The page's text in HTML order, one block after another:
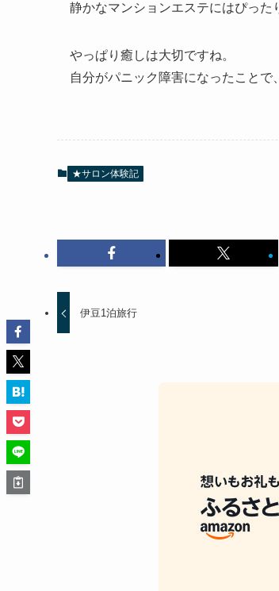
静かなマンションエステにはぴった
やっぱり癒しは大切ですね。
自分がパニック障害になったことで
★サロン体験記
伊豆1泊旅行